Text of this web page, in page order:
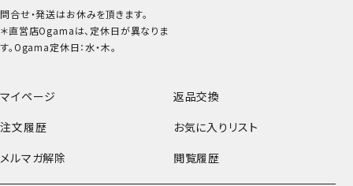
マイページ
返品交換
注文履歴
お気に入りリスト
メルマガ解除
閲覧履歴
問合せ・発送はお休みを頂きます。
＊直営店Ogamaは、定休日が異なりま
す。Ogama定休日：水・木。